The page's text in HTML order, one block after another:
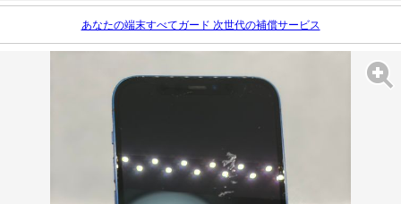
あなたの端末すべてガード 次世代の補償サービス